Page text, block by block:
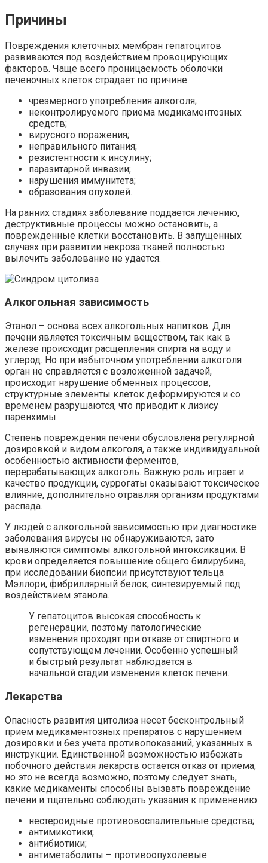
Причины
Повреждения клеточных мембран гепатоцитов
развиваются под воздействием провоцирующих
факторов. Чаще всего проницаемость оболочки
печеночных клеток страдает по причине:
чрезмерного употребления алкоголя;
неконтролируемого приема медикаментозных
средств;
вирусного поражения;
неправильного питания;
резистентности к инсулину;
паразитарной инвазии;
нарушения иммунитета;
образования опухолей.
На ранних стадиях заболевание поддается лечению,
деструктивные процессы можно остановить, а
поврежденные клетки восстановить. В запущенных
случаях при развитии некроза тканей полностью
вылечить заболевание не удается.
Алкогольная зависимость
Этанол – основа всех алкогольных напитков. Для
печени является токсичным веществом, так как в
железе происходит расщепления спирта на воду и
углерод. Но при избыточном употреблении алкоголя
орган не справляется с возложенной задачей,
происходит нарушение обменных процессов,
структурные элементы клеток деформируются и со
временем разрушаются, что приводит к лизису
паренхимы.
Степень повреждения печени обусловлена регулярной
дозировкой и видом алкоголя, а также индивидуальной
особенностью активности ферментов,
перерабатывающих алкоголь. Важную роль играет и
качество продукции, суррогаты оказывают токсическое
влияние, дополнительно отравляя организм продуктами
распада.
У людей с алкогольной зависимостью при диагностике
заболевания вирусы не обнаруживаются, зато
выявляются симптомы алкогольной интоксикации. В
крови определяется повышение общего билирубина,
при исследовании биопсии присутствуют тельца
Мэллори, фибриллярный белок, синтезируемый под
воздействием этанола.
У гепатоцитов высокая способность к
регенерации, поэтому патологические
изменения проходят при отказе от спиртного и
сопутствующем лечении. Особенно успешный
и быстрый результат наблюдается в
начальной стадии изменения клеток печени.
Лекарства
Опасность развития цитолиза несет бесконтрольный
прием медикаментозных препаратов с нарушением
дозировки и без учета противопоказаний, указанных в
инструкции. Единственной возможностью избежать
побочного действия лекарств остается отказ от приема,
но это не всегда возможно, поэтому следует знать,
какие медикаменты способны вызвать повреждение
печени и тщательно соблюдать указания к применению:
нестероидные противовоспалительные средства;
антимикотики;
антибиотики;
антиметаболиты – противоопухолевые